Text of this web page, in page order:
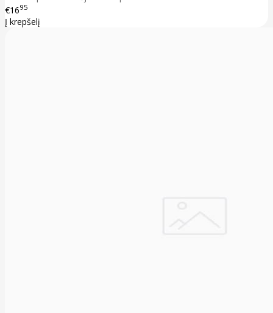
€1695
Į krepšelį